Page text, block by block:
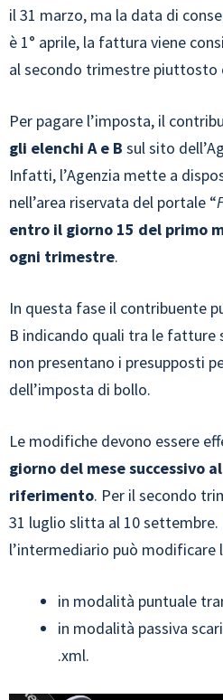
il 31 marzo, ma la data di
è 1° aprile, la fattura viene
al secondo trimestre piuttosto
Per pagare l’imposta, il
gli elenchi A e B sul sito
Infatti, l’Agenzia mette a
nell’area riservata del portale “
entro il giorno 15 del primo
ogni trimestre.
In questa fase il contribuente
B indicando quali tra le fatture
non presentano i presupposti
dell’imposta di bollo.
Le modifiche devono essere
giorno del mese successivo
riferimento. Per il secondo
31 luglio slitta al 10
l’intermediario può modificare
in modalità puntuale
in modalità passiva
.xml.